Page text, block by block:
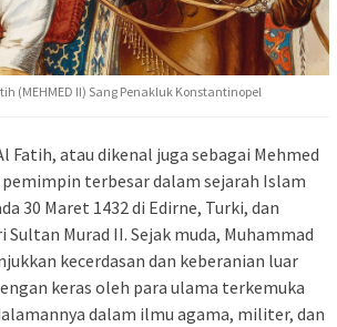
(MEHMED II) Sang Penakluk Konstantinopel
Fatih, atau dikenal juga sebagai Mehmed
terbesar dalam sejarah Islam
30 Maret 1432 di Edirne, Turki, dan
Sultan Murad II. Sejak muda, Muhammad
kecerdasan dan keberanian luar
keras oleh para ulama terkemuka
dalam ilmu agama, militer, dan